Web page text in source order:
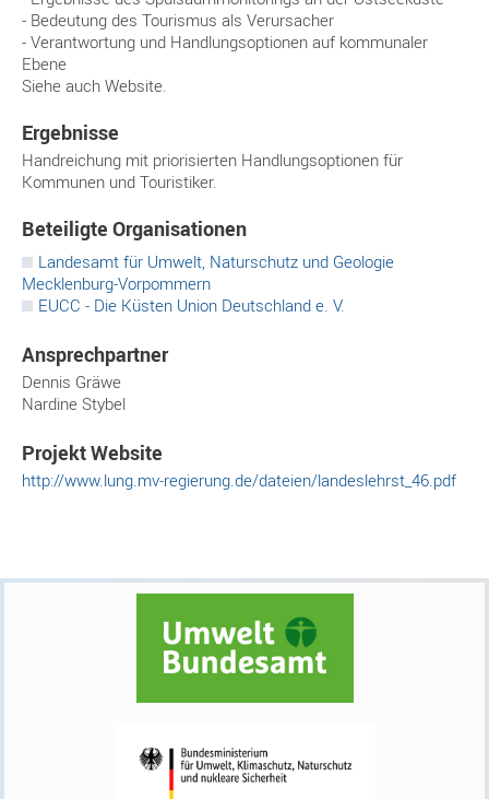
- Bedeutung des Tourismus als Verursacher
- Verantwortung und Handlungsoptionen auf kommunaler
Ebene
Siehe auch Website.
Ergebnisse
Handreichung mit priorisierten Handlungsoptionen für
Kommunen und Touristiker.
Landesamt für Umwelt, Naturschutz und Geologie
Mecklenburg-Vorpommern
EUCC - Die Küsten Union Deutschland e. V.
Ansprechpartner
Dennis Gräwe
Nardine Stybel
Projekt Website
http://www.lung.mv-regierung.de/dateien/landeslehrst_46.pdf